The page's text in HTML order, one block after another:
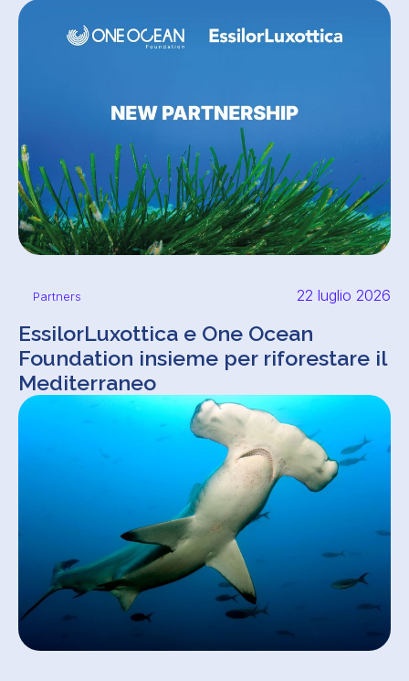
Partners 22 luglio 2026
EssilorLuxottica e One Ocean
Foundation insieme per riforestare il
Mediterraneo